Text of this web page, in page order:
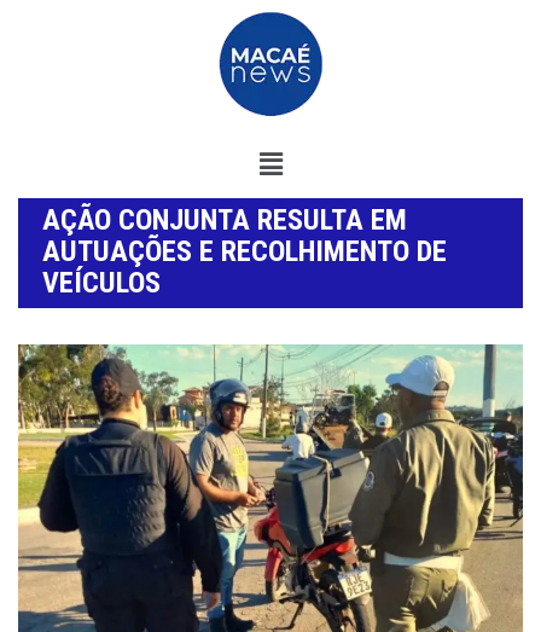
AÇÃO CONJUNTA RESULTA EM
AUTUAÇÕES E RECOLHIMENTO DE
VEÍCULOS